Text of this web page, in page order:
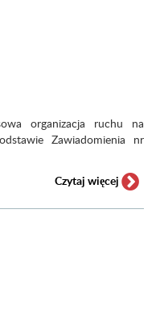
organizacja ruchu na
Zawiadomienia nr
Czytaj więcej